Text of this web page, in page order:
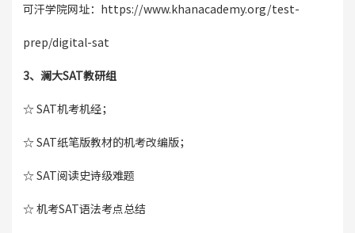
可汗学院网址：https://www.khanacademy.org/test-
prep/digital-sat
3、澜大SAT教研组
☆ SAT机考机经；
☆ SAT纸笔版教材的机考改编版；
☆ SAT阅读史诗级难题
☆ 机考SAT语法考点总结